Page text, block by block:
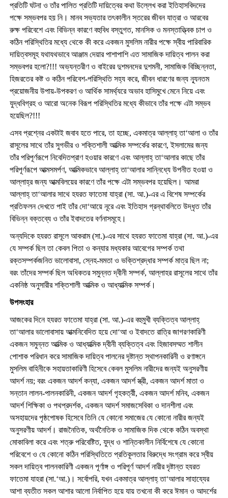
প্রতিটি ঘটনা ও তাঁর পালিত প্রতিটি দায়িত্বের কথা উল্লেখ করা ইতিহাসবিদদের
পক্ষে সম্ভবপর হয় নি। মানব সভ্যতার তৎকালীন স্তরের জীবন যাত্রা ও আরবের
রুক্ষ পরিবেশে এবং বিভিন্ন কারণে বহুবিধ বস্তুগত, মানসিক ও মনস্তাত্ত্বিক চাপ ও
কঠিন পরিস্থিতির মধ্যে থেকে কী করে একজন মুসলিম নারীর পক্ষে স্বীয় পারিবারিক
দায়িত্বসমূহ যথাযথভাবে আঞ্জাম দেয়ার পাশাপাশি এত সামাজিক দায়িত্ব পালন করা
সম্ভবপর হলো?!!! অভ্যন্তরীণ ও বাইরের দুশমনদের দুশমনী, সামাজিক বিচ্ছিন্নতা,
হিজরতের কষ্ট ও কঠিন পরিবেশ-পরিস্থিতি সহ্য করে, জীবন ধারণের জন্য ন্যূনতম
প্রয়োজনীয় উপায়-উপকরণ ও আর্থিক সামর্থ্যরে অভাব হাসিমুখে মেনে নিয়ে এবং
যুদ্ধবিগ্রহ ও আরো অনেক বিরূপ পরিস্থিতির মধ্যে কীভাবে তাঁর পক্ষে এটা সম্ভব
হয়েছিল?!!!
এসব প্রশ্নের একটাই জবাব হতে পারে, তা হচ্ছে, একমাত্র আল্লাহ্ তা‘আলা ও তাঁর
রাসূলের সাথে তাঁর সুগভীর ও শক্তিশালী আত্মিক সম্পর্কের কারণে, ইসলামের জন্য
তাঁর পরিপূর্ণরূপে নিবেদিতপ্রাণ হওয়ার কারণে এবং আল্লাহ্ তা‘আলার কাছে তাঁর
পরিপূর্ণরূপে আত্মসমর্পণ, আত্মিকভাবে আল্লাহ্ তা‘আলার সান্নিধ্যে উপনীত হওয়া ও
আল্লাহ্র জন্য আত্মবিলয়ের কারণে তাঁর পক্ষে এটা সম্ভবপর হয়েছিল। আমরা
আল্লাহ্ তা‘আলার সাথে হযরত ফাতেমা যাহ্রা (সা. আ.)-এর এ বিশেষ সম্পর্কের
প্রতিফলন দেখতে পাই তাঁর দো‘আয়ে নূরে এবং ইতিহাস গ্রন্থাবলিতে উদ্ধৃত তাঁর
বিভিন্ন বক্তব্যে ও তাঁর ইবাদতের বর্ণনাসমূহে।
অন্যদিকে হযরত রাসূলে আকরাম (সা.)-এর সাথে হযরত ফাতেমা যাহ্রা (সা. আ.)-এর
যে সম্পর্ক ছিল তা কেবল পিতা ও কন্যার মধ্যকার আবেগের সম্পর্ক তথা
রক্তসম্পর্কজনিত ভালোবাসা, স্নেহ-মমতা ও ভক্তিশ্রদ্ধার সম্পর্ক মাত্র ছিল না;
বরং তাঁদের সম্পর্ক ছিল অধিকতর সমুন্নত দ্বীনী সম্পর্ক, আল্লাহর রাসূলের সাথে তাঁর
একনিষ্ঠ অনুসারীর শক্তিশালী আত্মিক ও আধ্যাত্মিক সম্পর্ক।
উপসংহার
আজকের দিনে হযরত ফাতেমা যাহ্রা (সা. আ.)-এর বহুমুখী ব্যক্তিত্ব আল্লাহ্
তা‘আলার ভালোবাসায় আত্মনিবেদিত হয়ে দো‘আ ও ইবাদতে রাত্রি জাগরণকারিণী
একজন সমুন্নত আত্মিক ও আধ্যাত্মিক দ্বীনী ব্যক্তিত্ব এবং হিজাবসম্মত শালীন
পোশাক পরিধান করে সামাজিক দায়িত্ব পালনের দৃষ্টান্ত স্থাপনকারিনী ও রণাঙ্গনে
মুসলিম বাহিনীকে সহায়তাকারিণী হিসেবে কেবল মুসলিম নারীদের জন্যই অনুসরণীয়
আদর্শ নয়; বরং একজন আদর্শ কন্যা, একজন আদর্শ স্ত্রী, একজন আদর্শ মাতা ও
সন্তান লালন-পালনকারিনী, একজন আদর্শ গৃহকর্ত্রী, একজন আদর্শ মনিব, একজন
আদর্শ শিক্ষিকা ও পথপ্রদর্শক, একজন আদর্শ সমাজসেবিকা ও দানশীলা এবং
অসহায়দের পৃষ্ঠপোষক হিসেবে তিনি যে কোনো সমাজের যে কোনো নারীর জন্যই
অনুসরণীয় আদর্শ। রাজনৈতিক, অর্থনৈতিক ও সামাজিক দিক থেকে কঠিন অবস্থা
মোকাবিলা করে এবং শত্রু পরিবেষ্টিত, যুদ্ধ ও শান্তিকালীন নির্বিশেষে যে কোনো
পরিবেশে ও যে কোনো কঠিন পরিস্থিতিতে প্রতিকূলতার বিরুদ্ধে সংগ্রাম করে স্বীয়
সকল দায়িত্ব পালনকারিণী একজন পূর্ণাঙ্গ ও পরিপূর্ণ আদর্শ নারীর দৃষ্টান্ত হযরত
ফাতেমা যাহরা (সা.‘আ.)। সর্বোপরি, যখন একমাত্র আল্লাহ্ তা‘আলার সাহায্যের
আশা ব্যতীত সকল আশার আলো নির্বাপিত হয়ে যায় তখনো কী করে ঈমান ও আদর্শের